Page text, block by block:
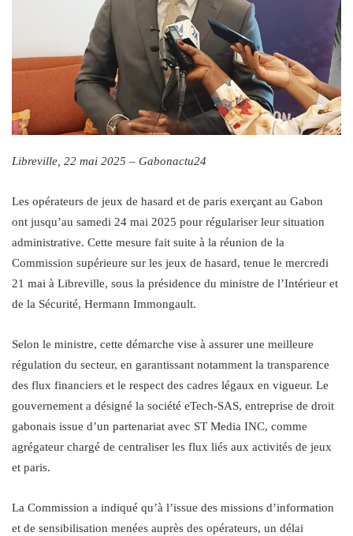
Libreville, 22 mai 2025 – Gabonactu24
Les opérateurs de jeux de hasard et de paris exerçant au Gabon
ont jusqu’au samedi 24 mai 2025 pour régulariser leur situation
administrative. Cette mesure fait suite à la réunion de la
Commission supérieure sur les jeux de hasard, tenue le mercredi
21 mai à Libreville, sous la présidence du ministre de l’Intérieur et
de la Sécurité, Hermann Immongault.
Selon le ministre, cette démarche vise à assurer une meilleure
régulation du secteur, en garantissant notamment la transparence
des flux financiers et le respect des cadres légaux en vigueur. Le
gouvernement a désigné la société eTech-SAS, entreprise de droit
gabonais issue d’un partenariat avec ST Media INC, comme
agrégateur chargé de centraliser les flux liés aux activités de jeux
et paris.
La Commission a indiqué qu’à l’issue des missions d’information
et de sensibilisation menées auprès des opérateurs, un délai